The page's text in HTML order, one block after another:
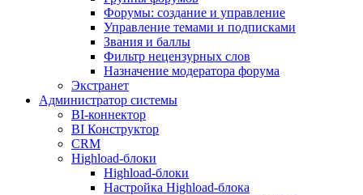
Форумы: создание и управление
Управление темами и подписками
Звания и баллы
Фильтр нецензурных слов
Назначение модератора форума
Экстранет
Администратор системы
BI-коннектор
BI Конструктор
CRM
Highload-блоки
Highload-блоки
Настройка Highload-блока